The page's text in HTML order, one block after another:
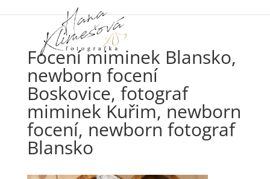
Focení miminek Blansko,
newborn focení
Boskovice, fotograf
miminek Kuřim, newborn
focení, newborn fotograf
Blansko